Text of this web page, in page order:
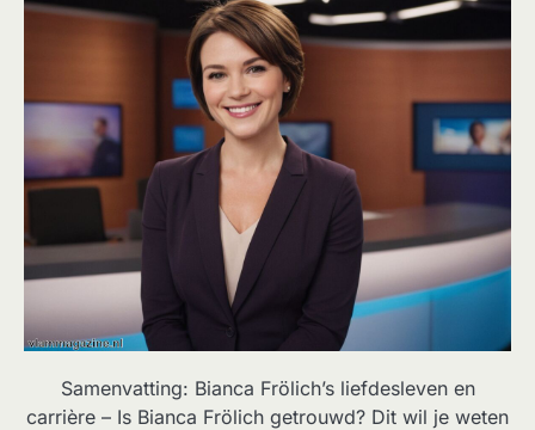
Samenvatting: Bianca Frölich’s liefdesleven en
carrière – Is Bianca Frölich getrouwd? Dit wil je weten